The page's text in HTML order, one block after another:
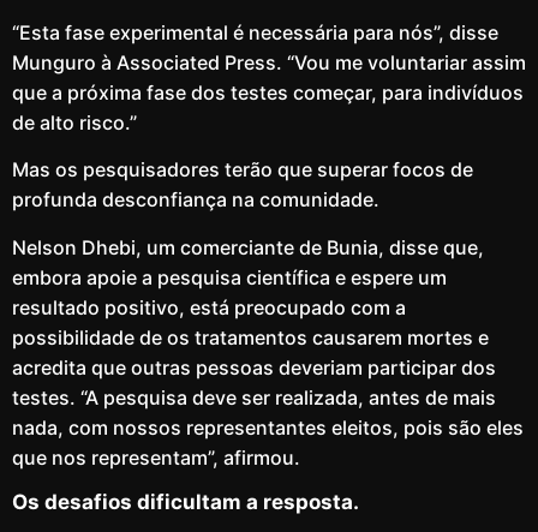
“Esta fase experimental é necessária para nós”, disse
Munguro à Associated Press. “Vou me voluntariar assim
que a próxima fase dos testes começar, para indivíduos
de alto risco.”
Mas os pesquisadores terão que superar focos de
profunda desconfiança na comunidade.
Nelson Dhebi, um comerciante de Bunia, disse que,
embora apoie a pesquisa científica e espere um
resultado positivo, está preocupado com a
possibilidade de os tratamentos causarem mortes e
acredita que outras pessoas deveriam participar dos
testes. “A pesquisa deve ser realizada, antes de mais
nada, com nossos representantes eleitos, pois são eles
que nos representam”, afirmou.
Os desafios dificultam a resposta.